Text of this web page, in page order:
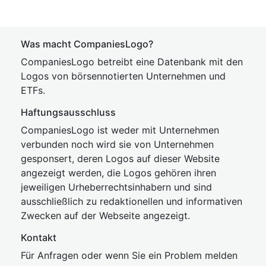
Was macht CompaniesLogo?
CompaniesLogo betreibt eine Datenbank mit den
Logos von börsennotierten Unternehmen und
ETFs.
Haftungsausschluss
CompaniesLogo ist weder mit Unternehmen
verbunden noch wird sie von Unternehmen
gesponsert, deren Logos auf dieser Website
angezeigt werden, die Logos gehören ihren
jeweiligen Urheberrechtsinhabern und sind
ausschließlich zu redaktionellen und informativen
Zwecken auf der Webseite angezeigt.
Kontakt
Für Anfragen oder wenn Sie ein Problem melden